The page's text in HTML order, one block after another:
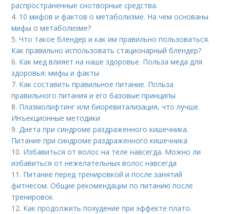
распространенные снотворные средства.
4. 10 мифов и фактов о метаболизме. На чем основаны
мифы о метаболизме?
5.Что такое блендер и как им правильно пользоваться.
Как правильно использовать стационарный блендер?
6. Как мед влияет на наше здоровье. Польза меда для
здоровья: мифы и факты
7. Как составить правильное питание. Польза
правильного питания и его базовые принципы
8. Плазмолифтинг или биоревитализация, что лучше.
Инъекционные методики
9.Диета при синдроме раздраженного кишечника.
Питание при синдроме раздраженного кишечника
10. Избавиться от волос на теле навсегда. Можно ли
избавиться от нежелательных волос навсегда
11. Питание перед тренировкой и после занятий
фитнесом. Общие рекомендации по питанию после
тренировок
12. Как продолжить похудение при эффекте плато.